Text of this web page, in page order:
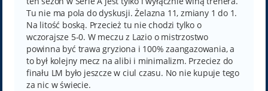
Tu nie ma pola do dyskusji. Żelazna 11, zmiany 1 do 1.
Na litość boską. Przecież tu nie chodzi tylko o
wczorajsze 5-0. W meczu z Lazio o mistrzostwo
powinna być trawa gryziona i 100% zaangazowania, a
to był kolejny mecz na alibi i minimalizm. Przeciez do
finału LM było jeszcze w ciul czasu. No nie kupuje tego
za nic w świecie.